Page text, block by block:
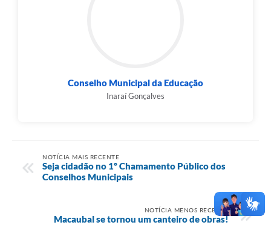
Conselho Municipal da Educação
Inaraí Gonçalves
NOTÍCIA MAIS RECENTE
Seja cidadão no 1º Chamamento Público dos
Conselhos Municipais
NOTÍCIA MENOS RECENTE
Macaubal se tornou um canteiro de obras!